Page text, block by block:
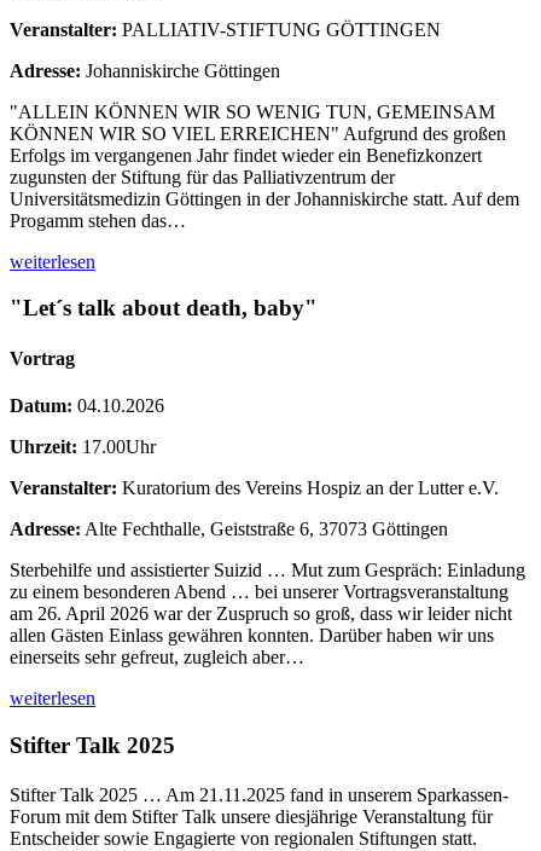
Veranstalter: PALLIATIV-STIFTUNG GÖTTINGEN
Adresse: Johanniskirche Göttingen
"ALLEIN KÖNNEN WIR SO WENIG TUN, GEMEINSAM
KÖNNEN WIR SO VIEL ERREICHEN" Aufgrund des großen
Erfolgs im vergangenen Jahr findet wieder ein Benefizkonzert
zugunsten der Stiftung für das Palliativzentrum der
Universitätsmedizin Göttingen in der Johanniskirche statt. Auf dem
Progamm stehen das…
weiterlesen
"Let´s talk about death, baby"
Vortrag
Datum: 04.10.2026
Uhrzeit: 17.00Uhr
Veranstalter: Kuratorium des Vereins Hospiz an der Lutter e.V.
Adresse: Alte Fechthalle, Geiststraße 6, 37073 Göttingen
Sterbehilfe und assistierter Suizid … Mut zum Gespräch: Einladung
zu einem besonderen Abend … bei unserer Vortragsveranstaltung
am 26. April 2026 war der Zuspruch so groß, dass wir leider nicht
allen Gästen Einlass gewähren konnten. Darüber haben wir uns
einerseits sehr gefreut, zugleich aber…
weiterlesen
Stifter Talk 2025
Stifter Talk 2025 … Am 21.11.2025 fand in unserem Sparkassen-
Forum mit dem Stifter Talk unsere diesjährige Veranstaltung für
Entscheider sowie Engagierte von regionalen Stiftungen statt.